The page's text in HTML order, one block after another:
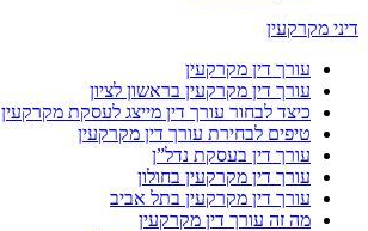
דיני מקרקעין
עורך דין מקרקעין
עורך דין מקרקעין בראשון לציון
כיצד לבחור עורך דין מייצג לעסקת מקרקעין
טיפים לבחירת עורך דין מקרקעין
עורך דין בעסקת נדל”ן
עורך דין מקרקעין בחולון
עורך דין מקרקעין בתל אביב
מה זה עורך דין מקרקעין